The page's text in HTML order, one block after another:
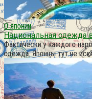
О японии
Национальная одежда
Фактически у каждого
одежда. Японцы тут не